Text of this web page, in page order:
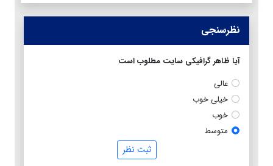
نظرسنجی
آیا ظاهر گرافیکی سایت مطلوب است
عالی
خیلی خوب
خوب
متوسط
ثبت نظر